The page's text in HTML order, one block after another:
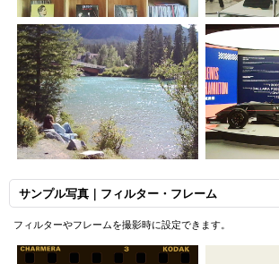
サンプル写真｜フィルター・フレーム
フィルターやフレームを撮影時に設定できます。